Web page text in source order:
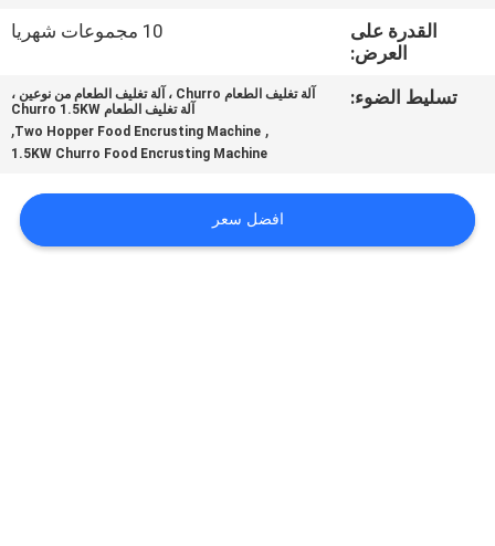
اتصل
اطلب
اقتباس
القدرة على
العرض:
10 مجموعات شهريا
تسليط الضوء:
آلة تغليف الطعام Churro ، آلة تغليف الطعام من نوعين ،
آلة تغليف الطعام Churro 1.5KW
,
Two Hopper Food Encrusting Machine
,
1.5KW Churro Food Encrusting Machine
افضل سعر